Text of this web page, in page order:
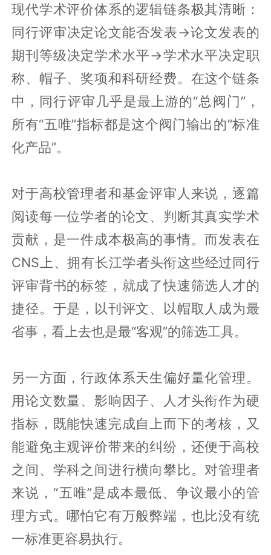
现代学术评价体系的逻辑链条极其清晰：
同行评审决定论文能否发表→论文发表的
期刊等级决定学术水平→学术水平决定职
称、帽子、奖项和科研经费。在这个链条
中，同行评审几乎是最上游的“总阀门”，
所有“五唯”指标都是这个阀门输出的“标准
化产品”。
对于高校管理者和基金评审人来说，逐篇
阅读每一位学者的论文、判断其真实学术
贡献，是一件成本极高的事情。而发表在
CNS上、拥有长江学者头衔这些经过同行
评审背书的标签，就成了快速筛选人才的
捷径。于是，以刊评文、以帽取人成为最
省事，看上去也是最“客观”的筛选工具。
另一方面，行政体系天生偏好量化管理。
用论文数量、影响因子、人才头衔作为硬
指标，既能快速完成自上而下的考核，又
能避免主观评价带来的纠纷，还便于高校
之间、学科之间进行横向攀比。对管理者
来说，“五唯”是成本最低、争议最小的管
理方式。哪怕它有万般弊端，也比没有统
一标准更容易执行。